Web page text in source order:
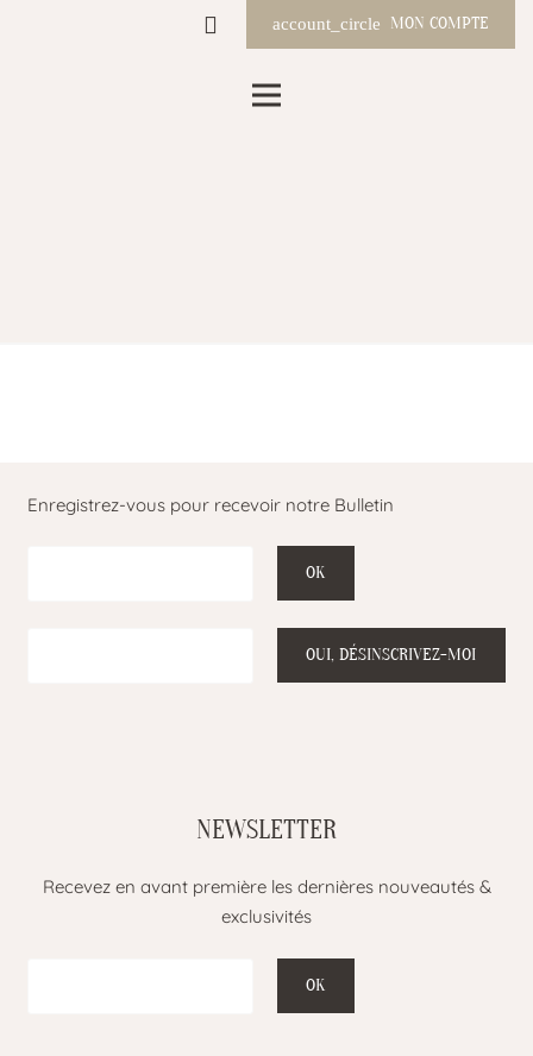
account_circle MON COMPTE
Enregistrez-vous pour recevoir notre Bulletin
NEWSLETTER
Recevez en avant première les dernières nouveautés &
exclusivités